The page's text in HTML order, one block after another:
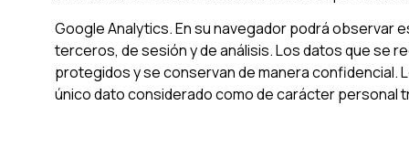
Google Analytics. En su navegador podrá observar
terceros, de sesión y de análisis. Los datos que se
protegidos y se conservan de manera confidencial.
único dato considerado como de carácter personal